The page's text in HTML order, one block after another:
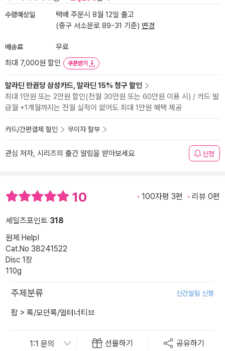
수령예상일
택배 주문시 8월 12일 출고
(중구 서소문로 89-31 기준) 변경
배송료
무료
최대 7,000원 할인
쿠폰받기
알라딘 만권당 삼성카드, 알라딘 15% 청구 할인
최대 1만원 또는 2만원 할인(전월 30만원 또는 60만원 이용 시) / 카드 발
급월 +1개월까지는 전월 실적이 없어도 최대 1만원 혜택 제공
카드/간편결제 할인 무이자 할부
관심 저자, 시리즈의 출간 알림을 받아보세요 신청
10 100자평 3편 리뷰 0편
세일즈포인트 318
원제 Help!
Cat.No 38241522
Disc 1장
110g
주제분류 신간알림 신청
팝 > 록/모던록/얼터너티브
선물하기 공유하기